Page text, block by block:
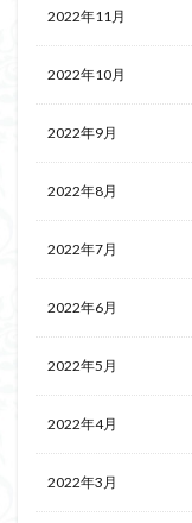
2022年11月
2022年10月
2022年9月
2022年8月
2022年7月
2022年6月
2022年5月
2022年4月
2022年3月